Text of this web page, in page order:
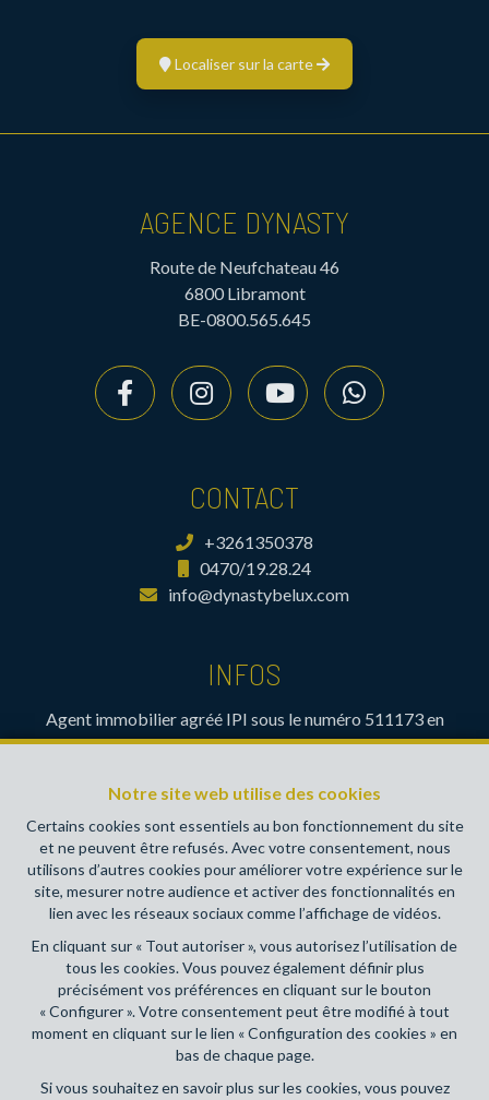
Localiser sur la carte
Notre site web utilise des cookies
Certains cookies sont essentiels au bon fonctionnement du site
et ne peuvent être refusés. Avec votre consentement, nous
utilisons d’autres cookies pour améliorer votre expérience sur le
site, mesurer notre audience et activer des fonctionnalités en
lien avec les réseaux sociaux comme l’affichage de vidéos.
En cliquant sur « Tout autoriser », vous autorisez l’utilisation de
tous les cookies. Vous pouvez également définir plus
précisément vos préférences en cliquant sur le bouton
« Configurer ». Votre consentement peut être modifié à tout
moment en cliquant sur le lien « Configuration des cookies » en
bas de chaque page.
Si vous souhaitez en savoir plus sur les cookies, vous pouvez
AGENCE DYNASTY
Route de Neufchateau 46
6800 Libramont
BE-0800.565.645
CONTACT
+3261350378
0470/19.28.24
info@dynastybelux.com
INFOS
Agent immobilier agréé IPI sous le numéro 511173 en
Belgique- Instance de contrôle: Institut professionnel des
(+32 2 505 38 50 - info@ipi.be) - Soumis au
déontologique de l’ IPI
RC professionnelle et cautionnement via AXA Belgium SA,
Place du Trône 1, 1000 Bruxelles – police n° 730390160.
Couverture valable pour les activités réalisées en Belgique
Conditions générales d'utilisation du site
Charte de la protection de la vie privée
Configuration des cookies